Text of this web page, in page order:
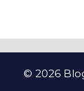
© 2026